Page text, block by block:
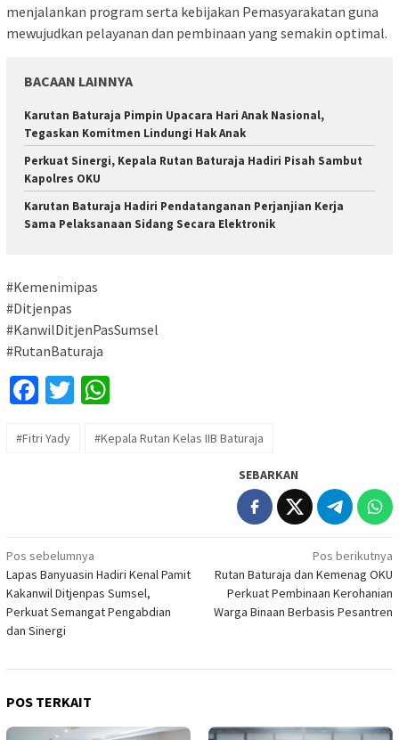
menjalankan program serta kebijakan Pemasyarakatan guna
mewujudkan pelayanan dan pembinaan yang semakin optimal.
BACAAN LAINNYA
Karutan Baturaja Pimpin Upacara Hari Anak Nasional,
Tegaskan Komitmen Lindungi Hak Anak
Perkuat Sinergi, Kepala Rutan Baturaja Hadiri Pisah Sambut
Kapolres OKU
Karutan Baturaja Hadiri Pendatanganan Perjanjian Kerja
Sama Pelaksanaan Sidang Secara Elektronik
#Kemenimipas
#Ditjenpas
#KanwilDitjenPasSumsel
#RutanBaturaja
Facebook
Twitter
#Fitri Yady #Kepala Rutan Kelas IIB Baturaja
SEBARKAN
Navigasi
pos
Pos sebelumnya
Lapas Banyuasin Hadiri Kenal Pamit
Kakanwil Ditjenpas Sumsel,
Perkuat Semangat Pengabdian
dan Sinergi
Pos berikutnya
Rutan Baturaja dan Kemenag OKU
Perkuat Pembinaan Kerohanian
Warga Binaan Berbasis Pesantren
POS TERKAIT